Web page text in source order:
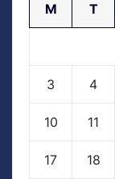
M T
3 4
10 11
17 18